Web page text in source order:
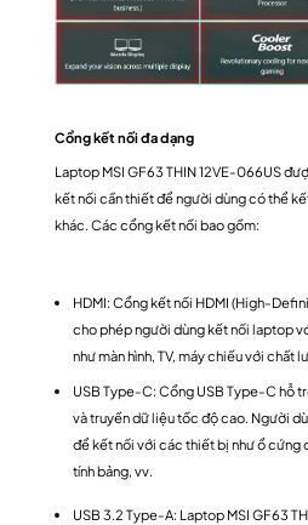
Cổng kết nối đa dạng
Laptop MSI GF63 THIN 12VE-066US
kết nối cần thiết để người dùng có thể
khác. Các cổng kết nối bao gồm:
HDMI: Cổng kết nối HDMI (High-
cho phép người dùng kết nối laptop
như màn hình, TV, máy chiếu với chất
USB Type-C: Cổng USB Type-C hỗ
và truyền dữ liệu tốc độ cao. Người
để kết nối với các thiết bị như ổ cứng
tính bảng, vv.
USB 3.2 Type-A: Laptop MSI GF63